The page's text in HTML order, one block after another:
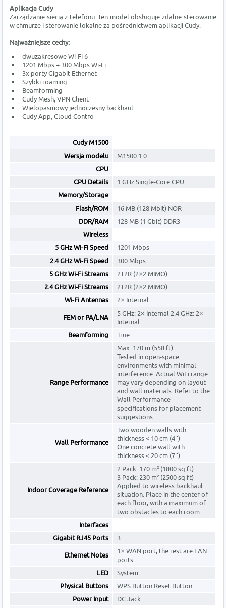
Aplikacja Cudy
Zarządzanie siecią z telefonu. Ten model obsługuje zdalne sterowanie
w chmurze i sterowanie lokalne za pośrednictwem aplikacji Cudy.
Najważniejsze cechy:
dwuzakresowe Wi-Fi 6
1201 Mbps + 300 Mbps Wi-Fi
3x porty Gigabit Ethernet
Szybki roaming
Beamforming
Cudy Mesh, VPN Client
Wielopasmowy jednoczesny backhaul
Cudy App, Cloud Contro
Cudy M1500
Wersja modelu
M1500 1.0
CPU
CPU Details
1 GHz Single-Core CPU
Memory/Storage
Flash/ROM
16 MB (128 Mbit) NOR
DDR/RAM
128 MB (1 Gbit) DDR3
Wireless
5 GHz Wi-Fi Speed
1201 Mbps
2.4 GHz Wi-Fi Speed
300 Mbps
5 GHz Wi-Fi Streams
2T2R (2×2 MIMO)
2.4 GHz Wi-Fi Streams
2T2R (2×2 MIMO)
Wi-Fi Antennas
2× Internal
FEM or PA/LNA
5 GHz: 2× Internal 2.4 GHz: 2×
Internal
Beamforming
True
Range Performance
Max: 170 m (558 ft)
Tested in open-space
environments with minimal
interference. Actual WiFi range
may vary depending on layout
and wall materials. Refer to the
Wall Performance
specifications for placement
suggestions.
Wall Performance
Two wooden walls with
thickness < 10 cm (4'')
One concrete wall with
thickness < 20 cm (7'')
Indoor Coverage Reference
2 Pack: 170 m² (1800 sq ft)
3 Pack: 230 m² (2500 sq ft)
Applied to wireless backhaul
situation. Place in the center of
each floor, with a maximum of
two obstacles to each room.
Interfaces
Gigabit RJ45 Ports
3
Ethernet Notes
1× WAN port, the rest are LAN
ports
LED
System
Physical Buttons
WPS Button Reset Button
Power Input
DC Jack